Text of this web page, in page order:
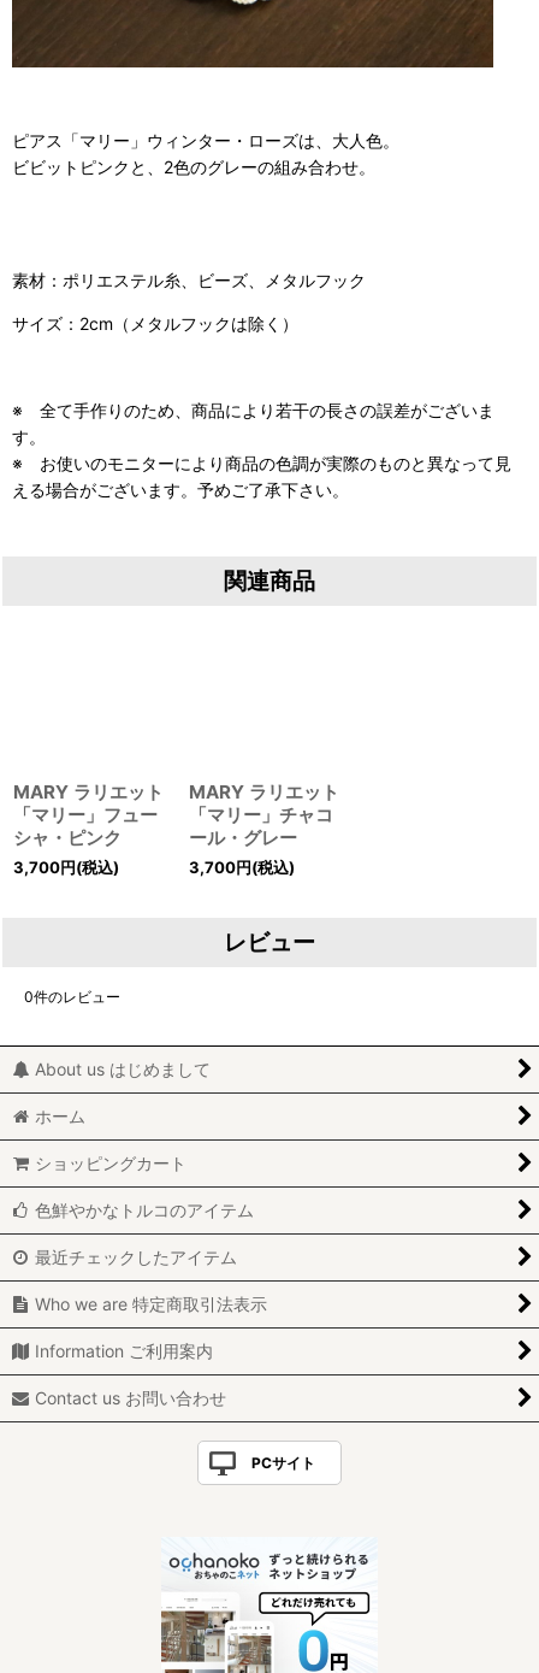
ピアス「マリー」ウィンター・ローズは、大人色。
ビビットピンクと、2色のグレーの組み合わせ。
素材：ポリエステル糸、ビーズ、メタルフック
サイズ：2cm（メタルフックは除く）
※ 全て手作りのため、商品により若干の長さの誤差がございま
す。
※ お使いのモニターにより商品の色調が実際のものと異なって見
える場合がございます。予めご了承下さい。
関連商品
MARY ラリエット
「マリー」フュー
シャ・ピンク
3,700円(税込)
MARY ラリエット
「マリー」チャコ
ール・グレー
3,700円(税込)
レビュー
0件のレビュー
About us はじめまして
ホーム
ショッピングカート
色鮮やかなトルコのアイテム
最近チェックしたアイテム
Who we are 特定商取引法表示
Information ご利用案内
Contact us お問い合わせ
PCサイト